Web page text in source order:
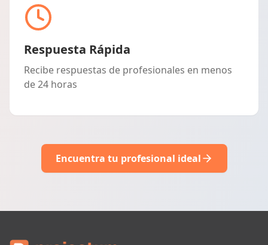
Respuesta Rápida
Recibe respuestas de profesionales en menos
de 24 horas
Encuentra tu profesional ideal